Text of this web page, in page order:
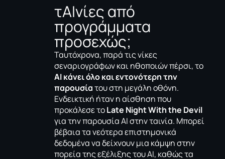
τΑΙνίες από
προγράμματα
προσεχώς;
Ταυτόχρονα, παρά τις νίκες
σεναριογράφων και ηθοποιών πέρσι, το
ΑΙ κάνει όλο και εντονότερη την
παρουσίατου στη μεγάλη οθόνη.
Ενδεικτική ήταν η αίσθηση που
προκάλεσε τοLate Night With the Devil
για την παρουσία ΑΙ στην ταινία. Μπορεί
βέβαια τα νεότερα επιστημονικά
δεδομένα να δείχνουν μια κάμψη στην
πορεία της εξέλιξης του ΑΙ, καθώς τα